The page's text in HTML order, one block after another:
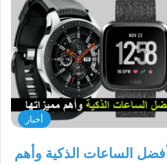
أخبار
الساعات الذكية وأهم